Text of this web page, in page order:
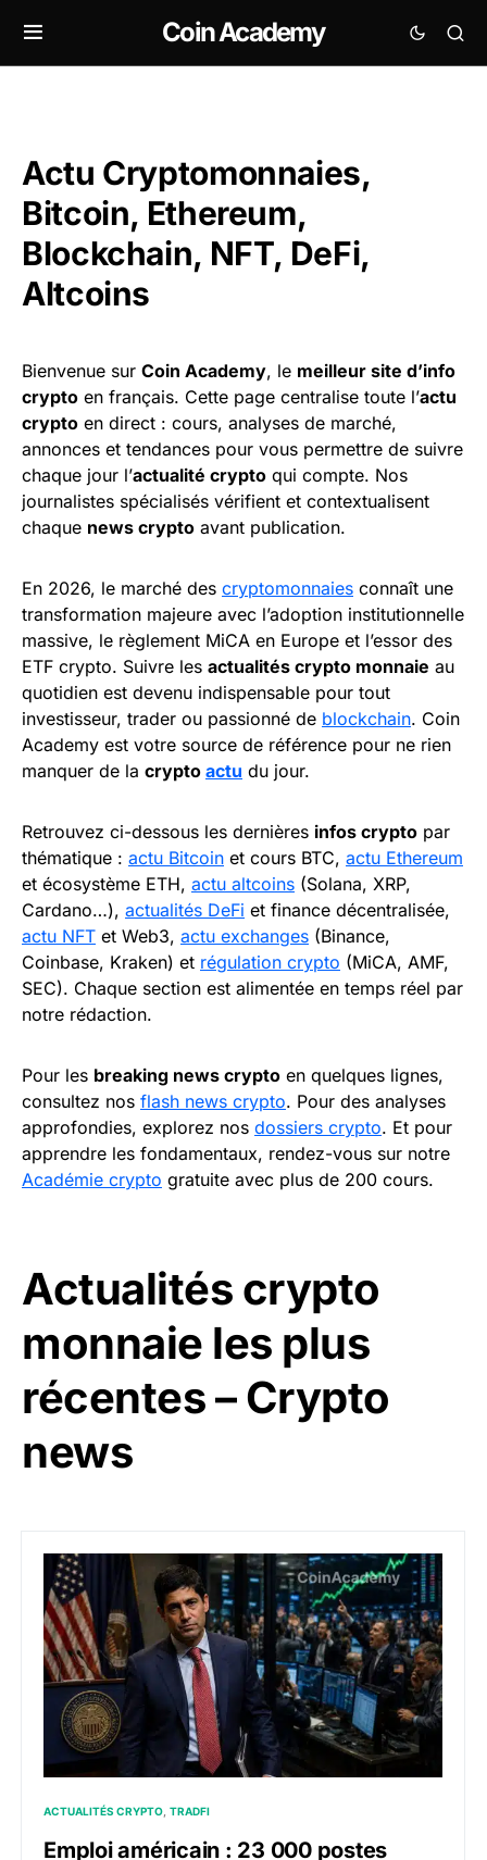
Coin Academy
Actu Cryptomonnaies,
Bitcoin, Ethereum,
Blockchain, NFT, DeFi,
Altcoins
Bienvenue sur Coin Academy, le meilleur site d’info
crypto en français. Cette page centralise toute l’actu
crypto en direct : cours, analyses de marché,
annonces et tendances pour vous permettre de suivre
chaque jour l’actualité crypto qui compte. Nos
journalistes spécialisés vérifient et contextualisent
chaque news crypto avant publication.
En 2026, le marché des cryptomonnaies connaît une
transformation majeure avec l’adoption institutionnelle
massive, le règlement MiCA en Europe et l’essor des
ETF crypto. Suivre les actualités crypto monnaie au
quotidien est devenu indispensable pour tout
investisseur, trader ou passionné de blockchain. Coin
Academy est votre source de référence pour ne rien
manquer de la crypto actu du jour.
Retrouvez ci-dessous les dernières infos crypto par
thématique : actu Bitcoin et cours BTC, actu Ethereum
et écosystème ETH, actu altcoins (Solana, XRP,
Cardano…), actualités DeFi et finance décentralisée,
actu NFT et Web3, actu exchanges (Binance,
Coinbase, Kraken) et régulation crypto (MiCA, AMF,
SEC). Chaque section est alimentée en temps réel par
notre rédaction.
Pour les breaking news crypto en quelques lignes,
consultez nos flash news crypto. Pour des analyses
approfondies, explorez nos dossiers crypto. Et pour
apprendre les fondamentaux, rendez-vous sur notre
Académie crypto gratuite avec plus de 200 cours.
Actualités crypto
monnaie les plus
récentes – Crypto
news
Emploi américain : 23 000 postes détruits en juillet,
ACTUALITÉS CRYPTO TRADFI
Emploi américain : 23 000 postes